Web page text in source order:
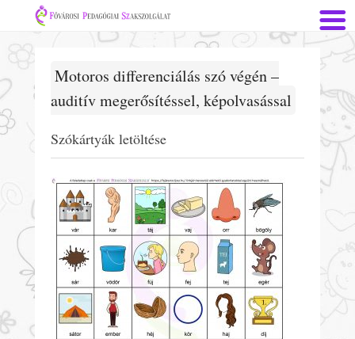
Motoros differenciálás szó végén –
auditív megerősítéssel, képolvasással
Szókártyák letöltése